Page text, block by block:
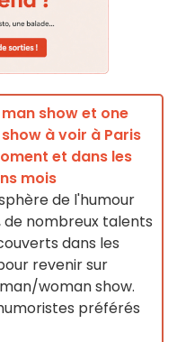
man show et one
à voir à Paris
et dans les
mois
de l'humour
de nombreux talents
dans les
revenir sur
woman show.
préférés